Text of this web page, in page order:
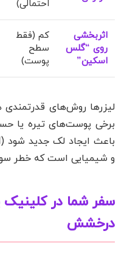
احتمالی)
اثربخشی
روی “گلس
اسکین”
کم (فقط
سطح
پوست)
لیزرها روش‌های قدرتمندی
برخی پوست‌های تیره یا
و شیمیایی است که خطر
سفر شما در کلینیک
درخشش